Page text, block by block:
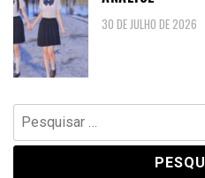
30 DE JULHO DE 2026
Pesquisar
por: